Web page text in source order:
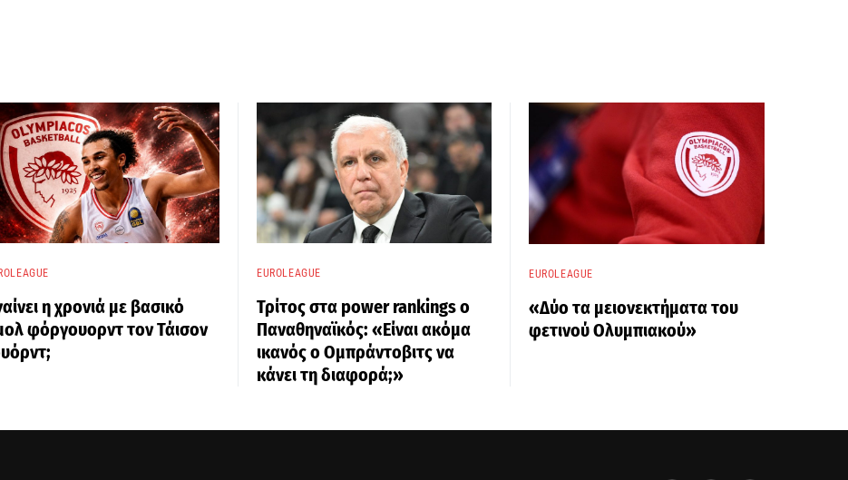
η χρονιά με βασικό
φόργουορντ τον Τάισον
EUROLEAGUE
Τρίτος στα power rankings ο
Παναθηναϊκός: «Είναι ακόμα
ικανός ο Ομπράντοβιτς να
κάνει τη διαφορά;»
EUROLEAGUE
«Δύο τα μειονεκτήματα του
φετινού Ολυμπιακού»